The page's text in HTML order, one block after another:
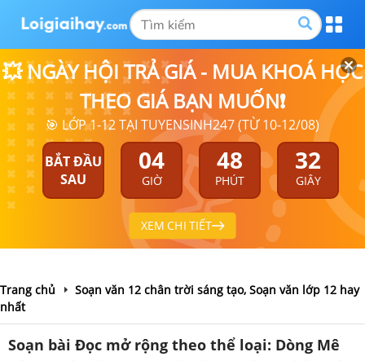
💥 NGÀY HỘI TRẢ GIÁ - MUA KHOÁ HỌC
THEO GIÁ BẠN MUỐN❗
🎯 LỚP 1-12 TẠI TUYENSINH247 (TỪ 10-12/08)
BẮT ĐẦU
SAU
04
GIỜ
48
PHÚT
31
GIÂY
XEM CHI TIẾT
Trang chủ
Soạn văn 12 chân trời sáng tạo, Soạn văn lớp 12 hay
nhất
Soạn bài Đọc mở rộng theo thể loại: Dòng Mê